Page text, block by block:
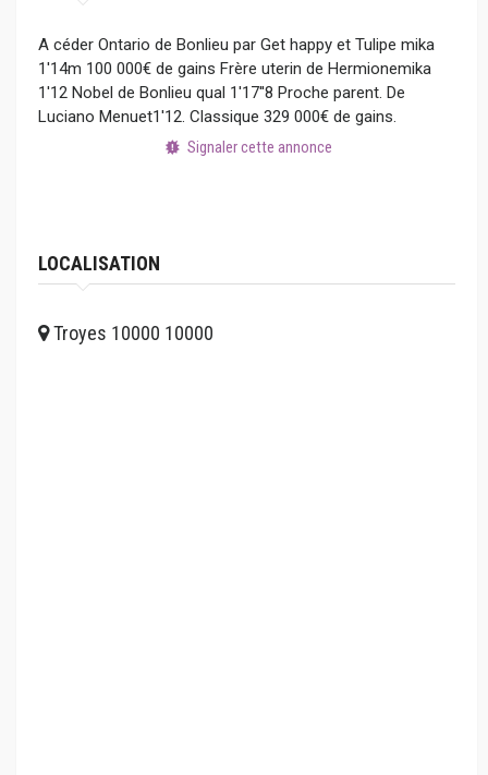
A céder Ontario de Bonlieu par Get happy et Tulipe mika
1'14m 100 000€ de gains Frère uterin de Hermionemika
1'12 Nobel de Bonlieu qual 1'17''8 Proche parent. De
Luciano Menuet1'12. Classique 329 000€ de gains.
Signaler cette annonce
LOCALISATION
Troyes 10000 10000